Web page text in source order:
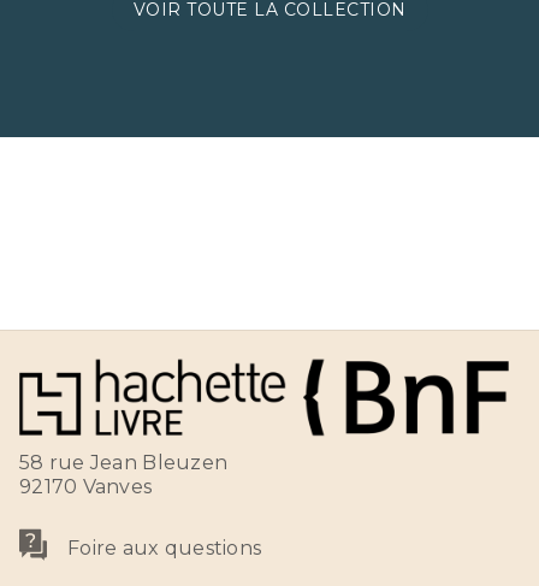
VOIR TOUTE LA COLLECTION
58 rue Jean Bleuzen
92170 Vanves
Foire aux questions